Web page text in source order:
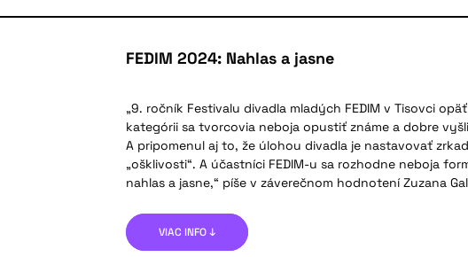
FEDIM 2024: Nahlas a jasne
„9. ročník Festivalu divadla mladých FEDIM v Tisovci
kategórii sa tvorcovia neboja opustiť známe a dobre
A pripomenul aj to, že úlohou divadla je nastavovať
„ošklivosti“. A účastníci FEDIM-u sa rozhodne neboja
nahlas a jasne,“ píše v záverečnom hodnotení Zuzana
VIAC INFO ↓